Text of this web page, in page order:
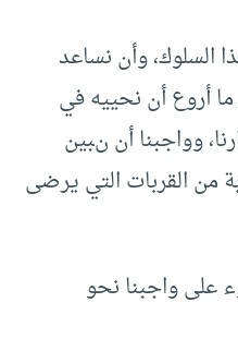
السلوك، وأن نساعد
أروع أن نحييه في
وواجبنا أن نبين
من القربات التي يرضى
على واجبنا نحو